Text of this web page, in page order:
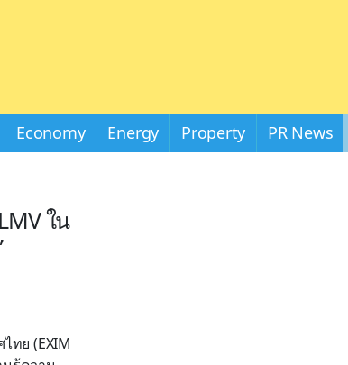
Economy Energy Property PR News
ใน
ทย (EXIM